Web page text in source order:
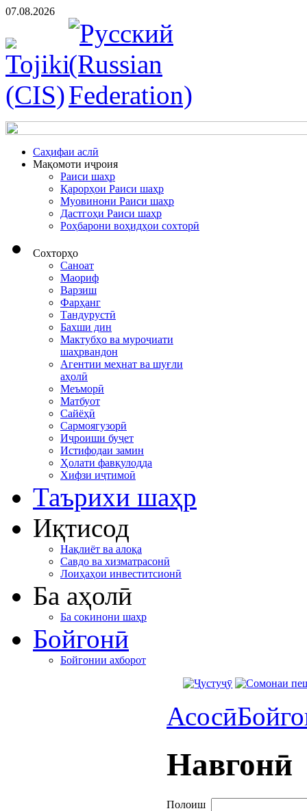
07.08.2026
Cаҳифаи аслӣ
Мақомоти иҷроия
Раиси шаҳр
Қарорҳои Раиси шаҳр
Муовинони Раиси шаҳр
Дастгоҳи Раиси шаҳр
Роҳбарони воҳидҳои сохторӣ
Сохторҳо
Саноат
Маориф
Варзиш
Фарҳанг
Тандурустӣ
Бахши дин
Мактубҳо ва муроҷиати
шаҳрвандон
Агентии меҳнат ва шуғли
аҳолӣ
Меъморӣ
Матбуот
Сайёҳӣ
Сармоягузорӣ
Иҷроиши буҷет
Истифодаи замин
Ҳолати фавқулодда
Хифзи иҷтимоӣ
Таърихи шаҳр
Иқтисод
Нақлиёт ва алоқа
Савдо ва хизматрасонӣ
Лоиҳаҳои инвеститсионӣ
Ба аҳолӣ
Ба сокинони шаҳр
Бойгонӣ
Бойгонии ахборот
Асосӣ
Навгонӣ
Полоиш